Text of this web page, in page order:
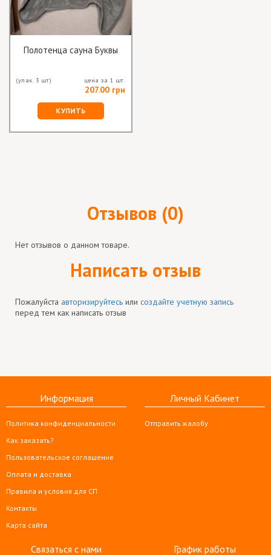
Полотенца сауна Буквы
(упак. 3 шт) цена за 1 шт.
207.00 грн
КУПИТЬ
Отзывов (0)
Нет отзывов о данном товаре.
Написать отзыв
Пожалуйста авторизируйтесь или создайте учетную запись
перед тем как написать отзыв
Информация
Политика конфиденциальности
Как заказать?
Пользовательское соглашение
Оплата и доставка
Правила и условия для СП
Контакты
Карта сайта
Личный Кабинет
Отправить жалобу
Связаться с нами График работы